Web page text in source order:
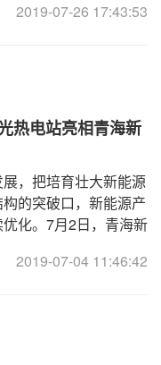
2019-07-26 17:43:53
热电站亮相青海新
，把培育壮大新能源
的突破口，新能源产
化。7月2日，青海新
2019-07-04 11:46:42